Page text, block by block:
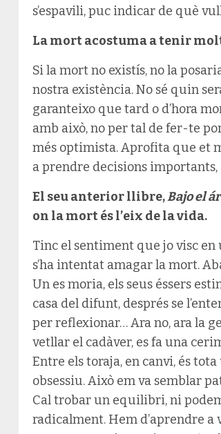
s’espavili, puc indicar de què
La mort acostuma a tenir
Si la mort no existís, no la
nostra existència. No sé quin
garanteixo que tard o d’hora
amb això, no per tal de fer-te
més optimista. Aprofita que et
a prendre decisions
El seu anterior llibre,Bajo el
on la mort és l’eix de la vida.
Tinc el sentiment que jo visc
s’ha intentat amagar la mort.
Un es moria, els seus éssers
casa del difunt, després se
per reflexionar… Ara no, ara la
vetllar el cadàver, es fa una
Entre els toraja, en canvi, és
obsessiu. Això em va semblar
Cal trobar un equilibri, ni
radicalment. Hem d’aprendre